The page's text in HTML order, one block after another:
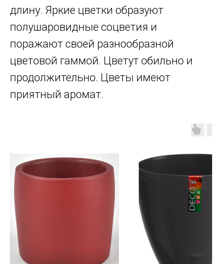
длину. Яркие цветки образуют
полушаровидные соцветия и
поражают своей разнообразной
цветовой гаммой. Цветут обильно и
продолжительно. Цветы имеют
приятный аромат.